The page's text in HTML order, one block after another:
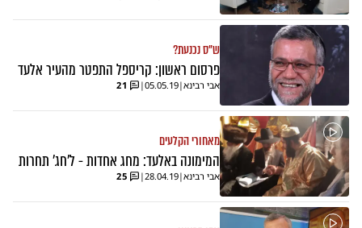
ש"ס נכנעת?
פרסום ראשון: קריספל התפטר מהעיר אלעד
אבי רבינא|
05.05.19
|
21
מאחורי הקלעים
המימונה באלעד: מחג אחדות - ל'חג' תחרות
אבי רבינא|
28.04.19
|
25